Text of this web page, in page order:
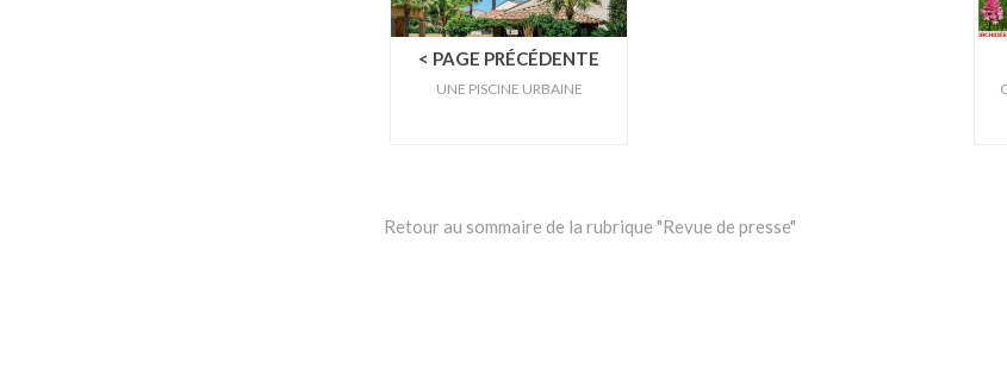
< PAGE PRÉCÉDENTE
UNE PISCINE URBAINE
Retour au sommaire de la rubrique "Revue de presse"